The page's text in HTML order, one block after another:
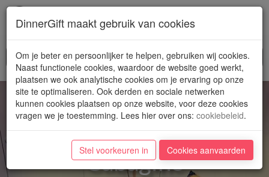
Cabagine
DinnerGift maakt gebruik van cookies
Om je beter en persoonlijker te helpen, gebruiken wij cookies.
Naast functionele cookies, waardoor de website goed werkt,
plaatsen we ook analytische cookies om je ervaring op onze
site te optimaliseren. Ook derden en sociale netwerken
kunnen cookies plaatsen op onze website, voor deze cookies
vragen we je toestemming. Lees hier over ons: cookiebeleid.
Stel voorkeuren in Cookies aanvaarden